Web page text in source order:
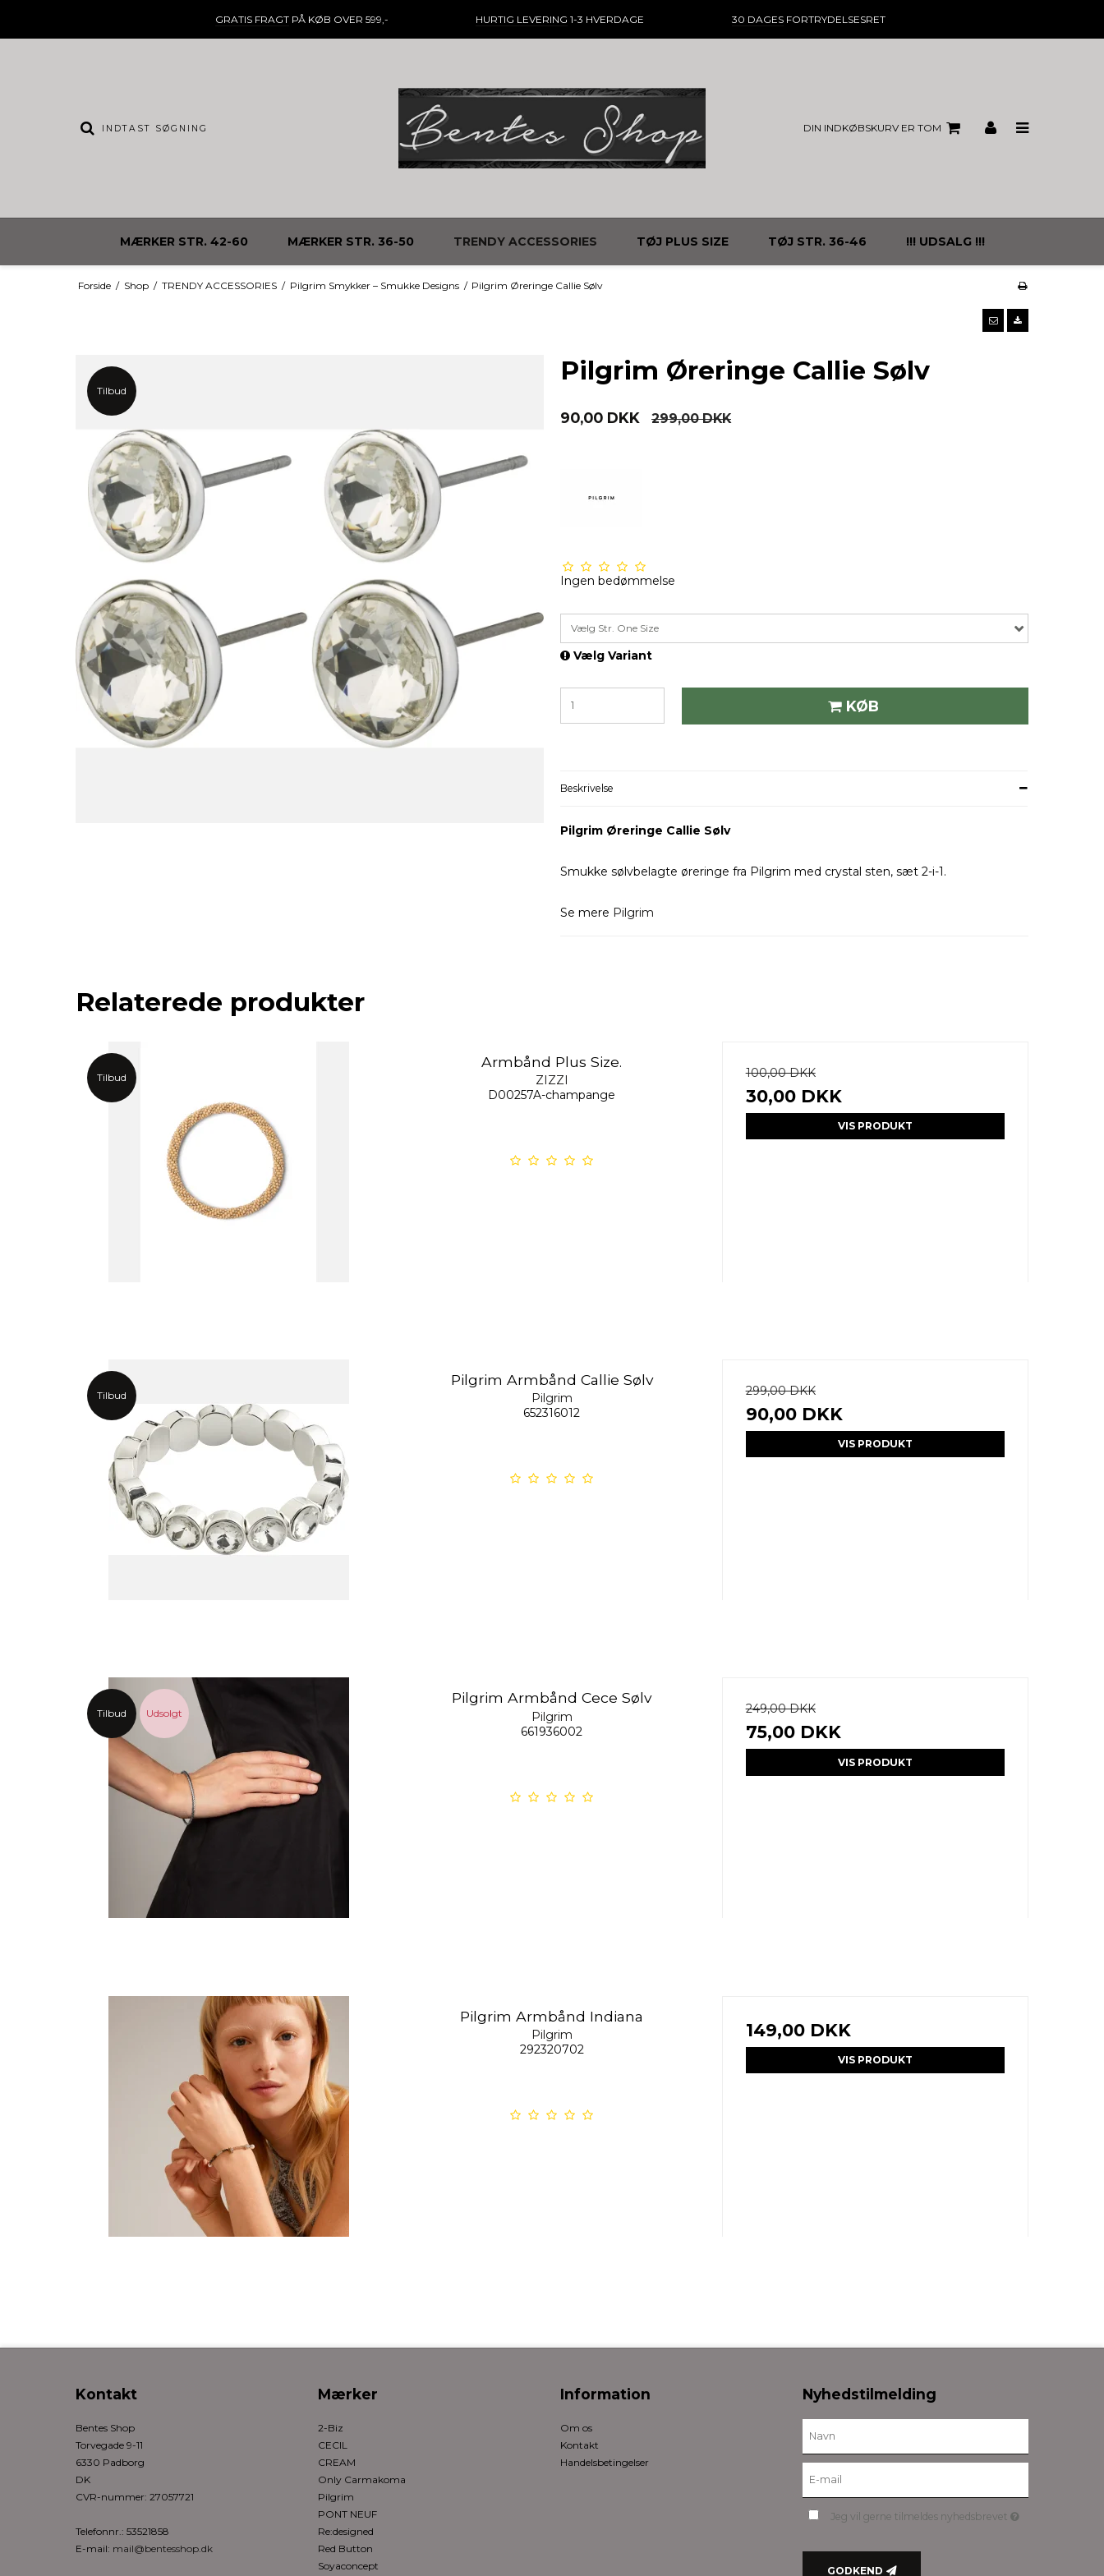
GRATIS FRAGTPÅ KØB OVER 599,- HURTIG LEVERING 1-3 HVERDAGE 30 DAGESFORTRYDELSESRET
DIN INDKØBSKURV ER TOM
MÆRKER STR. 42-60 MÆRKER STR. 36-50 TRENDY ACCESSORIES TØJ PLUS SIZE TØJ STR. 36-46 !!! UDSALG !!!
Forside / Shop / TRENDY ACCESSORIES / Pilgrim Smykker – Smukke Designs / Pilgrim Øreringe Callie Sølv
Tilbud
Pilgrim Øreringe Callie Sølv
90,00 DKK 299,00 DKK
Ingen bedømmelse
Vælg Str. One Size
Vælg Variant
KØB
Beskrivelse
Pilgrim Øreringe Callie Sølv
Smukke sølvbelagte øreringe fra Pilgrim med crystal sten, sæt 2-i-1.
Se mere Pilgrim
Relaterede produkter
Tilbud
Armbånd Plus Size.
ZIZZI
D00257A-champange
100,00 DKK
30,00 DKK
VIS PRODUKT
Tilbud
Pilgrim Armbånd Callie Sølv
Pilgrim
652316012
299,00 DKK
90,00 DKK
VIS PRODUKT
Tilbud Udsolgt
Pilgrim Armbånd Cece Sølv
Pilgrim
661936002
249,00 DKK
75,00 DKK
VIS PRODUKT
Pilgrim Armbånd Indiana
Pilgrim
292320702
149,00 DKK
VIS PRODUKT
Kontakt
Bentes Shop
Torvegade 9-11
6330 Padborg
DK
CVR-nummer: 27057721
Telefonnr.: 53521858
E-mail: mail@bentesshop.dk
Mærker
2-Biz
CECIL
CREAM
Only Carmakoma
Pilgrim
PONT NEUF
Re:designed
Red Button
Soyaconcept
Information
Om os
Kontakt
Handelsbetingelser
Nyhedstilmelding
Jeg vil gerne tilmeldes nyhedsbrevet
GODKEND